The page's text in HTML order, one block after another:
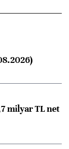
milyar TL net